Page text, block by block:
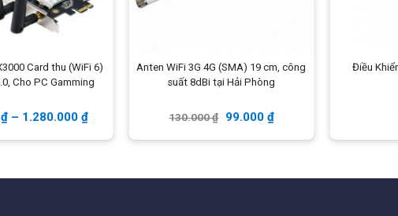
Card thu (WiFi 6)
Cho PC Gamming
₫ – 1.280.000₫
Anten WiFi 3G 4G (SMA) 19 cm, công
suất 8dBi tại Hải Phòng
130.000₫ 99.000 ₫
Điều